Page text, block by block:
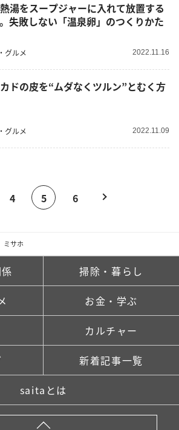
ミサホ
湯をスープジャーに入れて放置する
失敗しない「温泉卵」のつくりかた
グルメ 2022.11.16
ドの皮を“ムダなくツルン”とむく方
グルメ 2022.11.09
4 5 6
掃除・暮らし
お金・学ぶ
カルチャー
新着記事一覧
saitaとは